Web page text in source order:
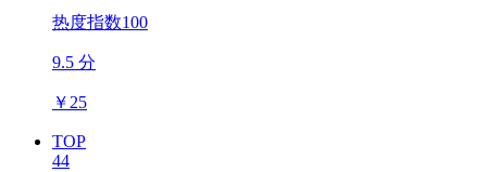
热度指数100
9.5 分
￥ 25
TOP
44